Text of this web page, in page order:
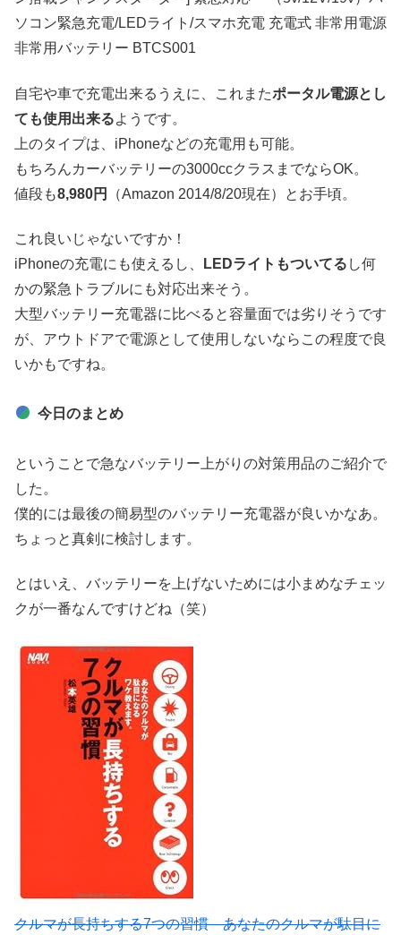
ソコン緊急充電/LEDライト/スマホ充電 充電式 非常用電源
非常用バッテリー BTCS001
自宅や車で充電出来るうえに、これまたポータル電源とし
ても使用出来るようです。
上のタイプは、iPhoneなどの充電用も可能。
もちろんカーバッテリーの3000ccクラスまでならOK。
値段も8,980円 （Amazon 2014/8/20現在）とお手頃。
これ良いじゃないですか！
iPhoneの充電にも使えるし、
LEDライトもついてる し何
かの緊急トラブルにも対応出来そう。
大型バッテリー充電器に比べると容量面では劣りそうです
が、アウトドアで電源として使用しないならこの程度で良
いかもですね。
今日のまとめ
ということで急なバッテリー上がりの対策用品のご紹介で
した。
僕的には最後の簡易型のバッテリー充電器が良いかなあ。
ちょっと真剣に検討します。
とはいえ、バッテリーを上げないためには小まめなチェッ
クが一番なんですけどね（笑）
クルマが長持ちする7つの習慣―あなたのクルマが駄目に